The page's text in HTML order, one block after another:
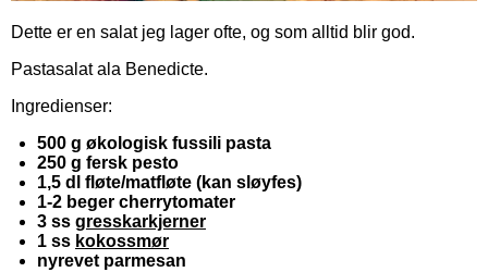
Dette er en salat jeg lager ofte, og som alltid blir god.
Pastasalat ala Benedicte.
Ingredienser:
500 g økologisk fussili pasta
250 g fersk pesto
1,5 dl fløte/matfløte (kan sløyfes)
1-2 beger cherrytomater
3 ss gresskarkjerner
1 ss kokossmør
nyrevet parmesan